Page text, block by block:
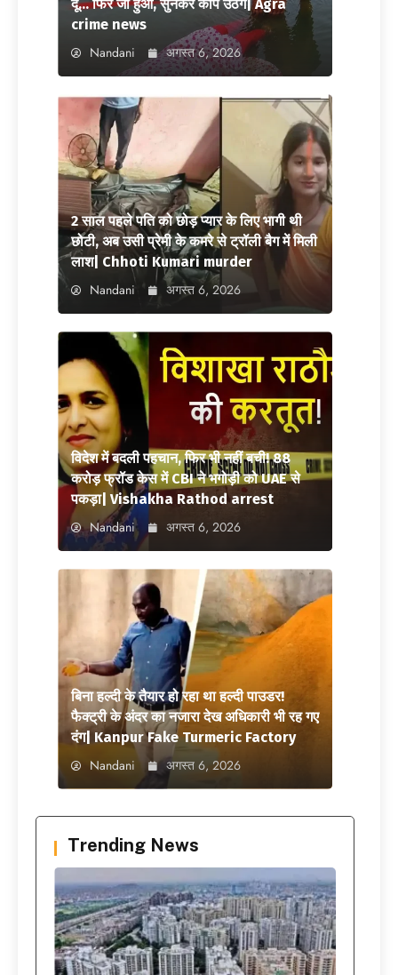
दूं… फिर जो हुआ, सुनकर कांप उठेंगे| Agra
crime news
Nandani अगस्त 6, 2026
2 साल पहले पति को छोड़ प्यार के लिए भागी थी
छोटी, अब उसी प्रेमी के कमरे से ट्रॉली बैग में मिली
लाश| Chhoti Kumari murder
Nandani अगस्त 6, 2026
विदेश में बदली पहचान, फिर भी नहीं बची! 88
करोड़ फ्रॉड केस में CBI ने भगोड़ी को UAE से
पकड़ा| Vishakha Rathod arrest
Nandani अगस्त 6, 2026
बिना हल्दी के तैयार हो रहा था हल्दी पाउडर!
फैक्ट्री के अंदर का नजारा देख अधिकारी भी रह गए
दंग| Kanpur Fake Turmeric Factory
Nandani अगस्त 6, 2026
Trending News